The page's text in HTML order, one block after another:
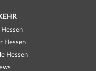
Hessen
Hessen
Hessen